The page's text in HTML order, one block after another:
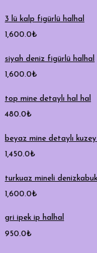
3 lü kalp figürlü halhal
1,600.0₺
siyah deniz figürlü halhal
1,600.0₺
top mine detaylı hal hal
480.0₺
beyaz mine detaylı
1,450.0₺
turkuaz mineli
1,600.0₺
gri ipek ip halhal
950.0₺